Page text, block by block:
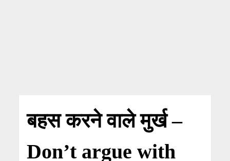
बहस करने वाले मुर्ख –
Don’t argue with